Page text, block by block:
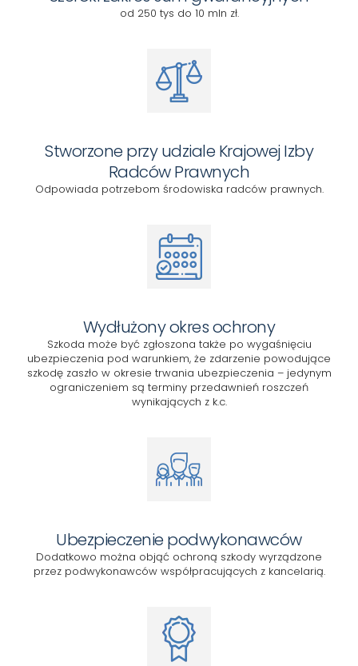
od 250 tys do 10 mln zł.
Stworzone przy udziale Krajowej Izby
Radców Prawnych
Odpowiada potrzebom środowiska radców prawnych.
Wydłużony okres ochrony
Szkoda może być zgłoszona także po wygaśnięciu
ubezpieczenia pod warunkiem, że zdarzenie powodujące
szkodę zaszło w okresie trwania ubezpieczenia – jedynym
ograniczeniem są terminy przedawnień roszczeń
wynikających z k.c.
Ubezpieczenie podwykonawców
Dodatkowo można objąć ochroną szkody wyrządzone
przez podwykonawców współpracujących z kancelarią.